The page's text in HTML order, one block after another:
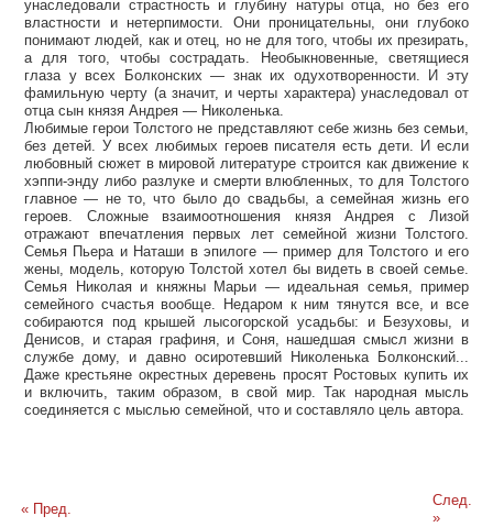
унаследовали страстность и глубину натуры отца, но без его
властности и нетерпимости. Они проницательны, они глубоко
понимают людей, как и отец, но не для того, чтобы их презирать,
а для того, чтобы сострадать. Необыкновенные, светящиеся
глаза у всех Болконских — знак их одухотворенности. И эту
фамильную черту (а значит, и черты характера) унаследовал от
отца сын князя Андрея — Николенька.
Любимые герои Толстого не представляют себе жизнь без семьи,
без детей. У всех любимых героев писателя есть дети. И если
любовный сюжет в мировой литературе строится как движение к
хэппи-энду либо разлуке и смерти влюбленных, то для Толстого
главное — не то, что было до свадьбы, а семейная жизнь его
героев. Сложные взаимоотношения князя Андрея с Лизой
отражают впечатления первых лет семейной жизни Толстого.
Семья Пьера и Наташи в эпилоге — пример для Толстого и его
жены, модель, которую Толстой хотел бы видеть в своей семье.
Семья Николая и княжны Марьи — идеальная семья, пример
семейного счастья вообще. Недаром к ним тянутся все, и все
собираются под крышей лысогорской усадьбы: и Безуховы, и
Денисов, и старая графиня, и Соня, нашедшая смысл жизни в
службе дому, и давно осиротевший Николенька Болконский...
Даже крестьяне окрестных деревень просят Ростовых купить их
и включить, таким образом, в свой мир. Так народная мысль
соединяется с мыслью семейной, что и составляло цель автора.
« Пред.
След.
»